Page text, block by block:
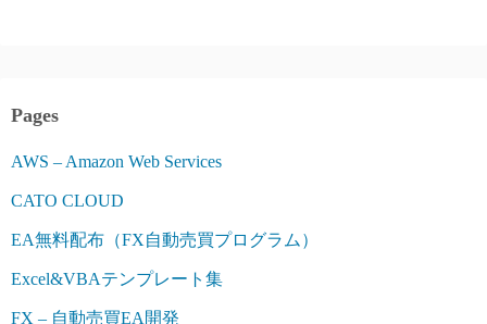
Pages
AWS – Amazon Web Services
CATO CLOUD
EA無料配布（FX自動売買プログラム）
Excel&VBAテンプレート集
FX – 自動売買EA開発